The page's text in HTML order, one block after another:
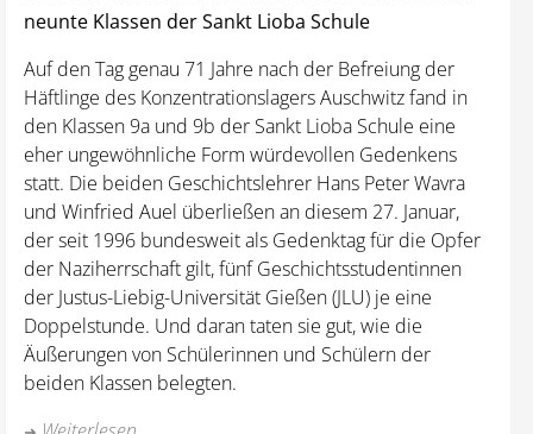
neunte Klassen der Sankt Lioba Schule
Auf den Tag genau 71 Jahre nach der Befreiung der
Häftlinge des Konzentrationslagers Auschwitz fand in
den Klassen 9a und 9b der Sankt Lioba Schule eine
eher ungewöhnliche Form würdevollen Gedenkens
statt. Die beiden Geschichtslehrer Hans Peter Wavra
und Winfried Auel überließen an diesem 27. Januar,
der seit 1996 bundesweit als Gedenktag für die Opfer
der Naziherrschaft gilt, fünf Geschichtsstudentinnen
der Justus-Liebig-Universität Gießen (JLU) je eine
Doppelstunde. Und daran taten sie gut, wie die
Äußerungen von Schülerinnen und Schülern der
beiden Klassen belegten.